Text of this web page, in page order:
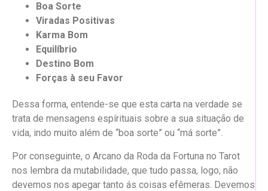
Boa Sorte
Viradas Positivas
Karma Bom
Equilíbrio
Destino Bom
Forças à seu Favor
Dessa forma, entende-se que esta carta na verdade se
trata de mensagens espírituais sobre a sua situação de
vida, indo muito além de “boa sorte” ou “má sorte”.
Por conseguinte, o Arcano da Roda da Fortuna no Tarot
nos lembra da mutabilidade, que tudo passa, logo, não
devemos nos apegar tanto ás coisas efêmeras. Devemos